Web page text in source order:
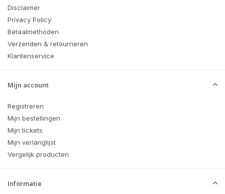
Disclaimer
Privacy Policy
Betaalmethoden
Verzenden & retourneren
Klantenservice
Mijn account
Registreren
Mijn bestellingen
Mijn tickets
Mijn verlanglijst
Vergelijk producten
Informatie